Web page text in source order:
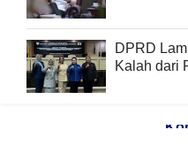
DPRD
Kalah dari